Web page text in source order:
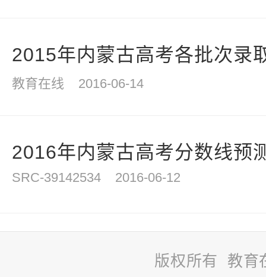
2015年内蒙古高考各批次录
教育在线 2016-06-14
2016年内蒙古高考分数线预
SRC-39142534 2016-06-12
版权所有 教育